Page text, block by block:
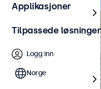
Applikasjoner
Tilpassede løsninger
Logg inn
Norge